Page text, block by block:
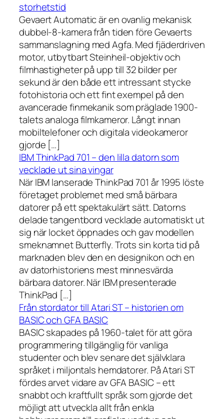
storhetstid
Gevaert Automatic är en ovanlig mekanisk
dubbel-8-kamera från tiden före Gevaerts
sammanslagning med Agfa. Med fjäderdriven
motor, utbytbart Steinheil-objektiv och
filmhastigheter på upp till 32 bilder per
sekund är den både ett intressant stycke
fotohistoria och ett fint exempel på den
avancerade finmekanik som präglade 1900-
talets analoga filmkameror. Långt innan
mobiltelefoner och digitala videokameror
gjorde […]
IBM ThinkPad 701 – den lilla datorn som
vecklade ut sina vingar
När IBM lanserade ThinkPad 701 år 1995 löste
företaget problemet med små bärbara
datorer på ett spektakulärt sätt. Datorns
delade tangentbord vecklade automatiskt ut
sig när locket öppnades och gav modellen
smeknamnet Butterfly. Trots sin korta tid på
marknaden blev den en designikon och en
av datorhistoriens mest minnesvärda
bärbara datorer. När IBM presenterade
ThinkPad […]
Från stordator till Atari ST – historien om
BASIC och GFA BASIC
BASIC skapades på 1960-talet för att göra
programmering tillgänglig för vanliga
studenter och blev senare det självklara
språket i miljontals hemdatorer. På Atari ST
fördes arvet vidare av GFA BASIC – ett
snabbt och kraftfullt språk som gjorde det
möjligt att utveckla allt från enkla